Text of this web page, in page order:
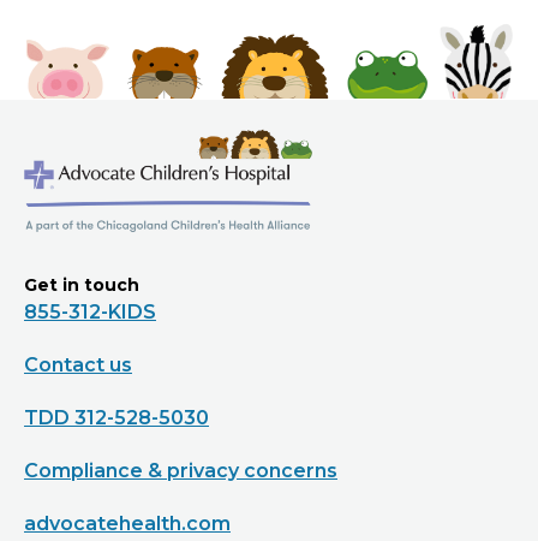
Get in touch
855-312-KIDS
Contact us
TDD 312-528-5030
Compliance & privacy concerns
advocatehealth.com